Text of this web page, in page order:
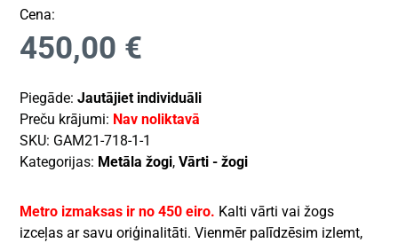
Cena:
450,00 €
Piegāde:Jautājiet individuāli
Preču krājumi: Nav noliktavā
SKU: GAM21-718-1-1
Kategorijas: Metāla žogi,Vārti - žogi
Metro izmaksas ir no 450 eiro. Kalti vārti vai žogs
izceļas ar savu oriģinalitāti. Vienmēr palīdzēsim izlemt,